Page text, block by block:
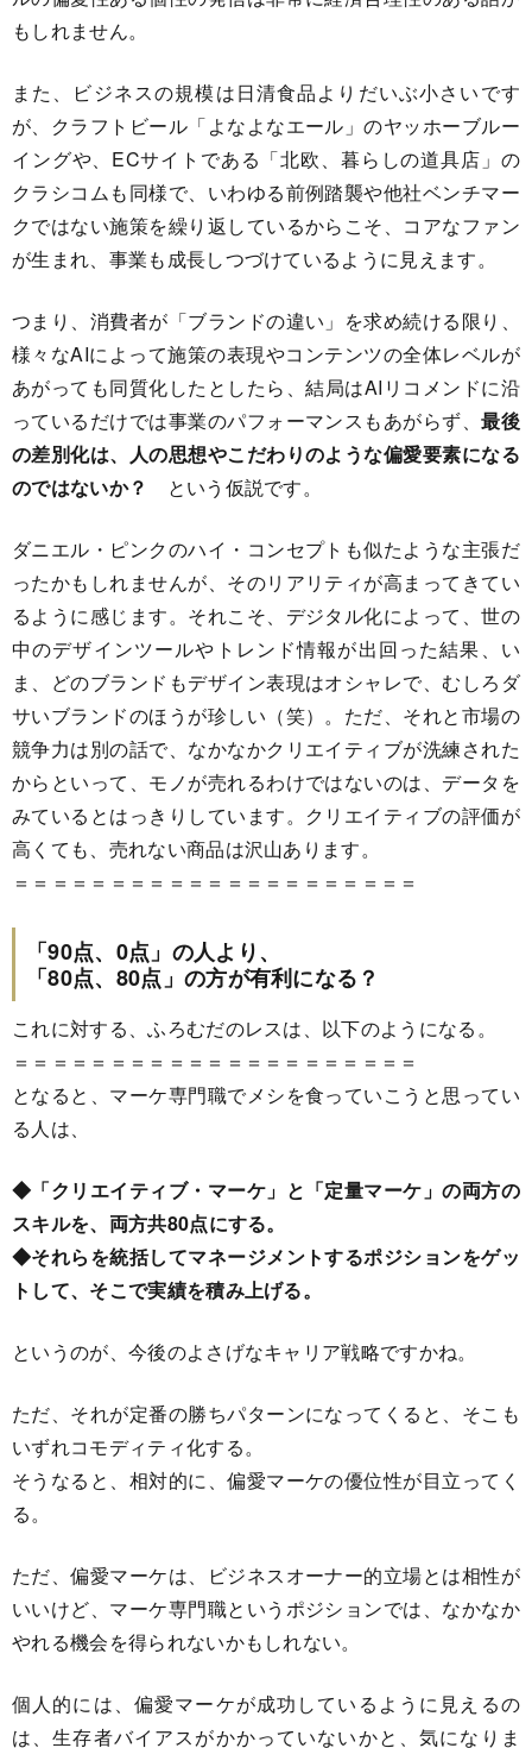
もしれません。
また、ビジネスの規模は日清食品よりだいぶ小さいです
が、クラフトビール「よなよなエール」のヤッホーブルー
イングや、ECサイトである「北欧、暮らしの道具店」の
クラシコムも同様で、いわゆる前例踏襲や他社ベンチマー
クではない施策を繰り返しているからこそ、コアなファン
が生まれ、事業も成長しつづけているように見えます。
つまり、消費者が「ブランドの違い」を求め続ける限り、
様々なAIによって施策の表現やコンテンツの全体レベルが
あがっても同質化したとしたら、結局はAIリコメンドに沿
っているだけでは事業のパフォーマンスもあがらず、最後
の差別化は、人の思想やこだわりのような偏愛要素になる
のではないか？
という仮説です。
ダニエル・ピンクのハイ・コンセプトも似たような主張だ
ったかもしれませんが、そのリアリティが高まってきてい
るように感じます。それこそ、デジタル化によって、世の
中のデザインツールやトレンド情報が出回った結果、い
ま、どのブランドもデザイン表現はオシャレで、むしろダ
サいブランドのほうが珍しい（笑）。ただ、それと市場の
競争力は別の話で、なかなかクリエイティブが洗練された
からといって、モノが売れるわけではないのは、データを
みているとはっきりしています。クリエイティブの評価が
高くても、売れない商品は沢山あります。
＝＝＝＝＝＝＝＝＝＝＝＝＝＝＝＝＝＝＝＝＝
「90点、0点」の人より、
「80点、80点」の方が有利になる？
これに対する、ふろむだのレスは、以下のようになる。
＝＝＝＝＝＝＝＝＝＝＝＝＝＝＝＝＝＝＝＝＝
となると、マーケ専門職でメシを食っていこうと思ってい
る人は、
◆「クリエイティブ・マーケ」と「定量マーケ」の両方の
スキルを、両方共80点にする。
◆それらを統括してマネージメントするポジションをゲッ
トして、そこで実績を積み上げる。
というのが、今後のよさげなキャリア戦略ですかね。
ただ、それが定番の勝ちパターンになってくると、そこも
いずれコモディティ化する。
そうなると、相対的に、偏愛マーケの優位性が目立ってく
る。
ただ、偏愛マーケは、ビジネスオーナー的立場とは相性が
いいけど、マーケ専門職というポジションでは、なかなか
やれる機会を得られないかもしれない。
個人的には、偏愛マーケが成功しているように見えるの
は、生存者バイアスがかかっていないかと、気になりま